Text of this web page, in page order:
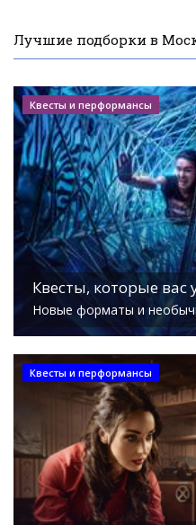
Лучшие подборки в
Квесты и перформансы
Квесты, которые вас
Новые форматы и
Квесты и перформансы